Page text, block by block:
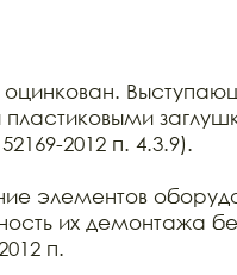
пластиковыми
2012 п. 4.3.9).
элементов
их демонтажа
п.